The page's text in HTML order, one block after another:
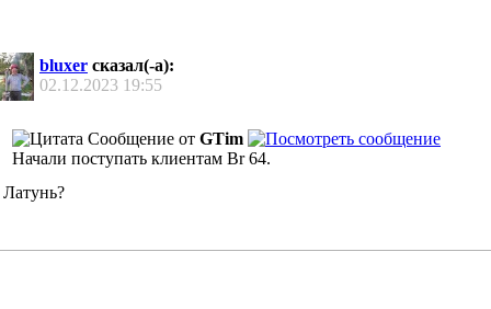
bluxer сказал(-а):
02.12.2023 19:55
Сообщение от GTim
Начали поступать клиентам Br 64.
Латунь?